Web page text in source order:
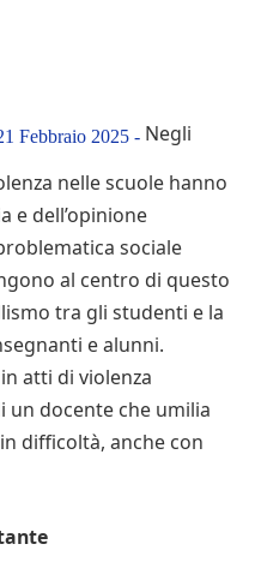
Febbraio 2025 - Negli
nelle scuole hanno
e dell’opinione
sociale
al centro di questo
tra gli studenti e la
e alunni.
atti di violenza
un docente che umilia
difficoltà, anche con